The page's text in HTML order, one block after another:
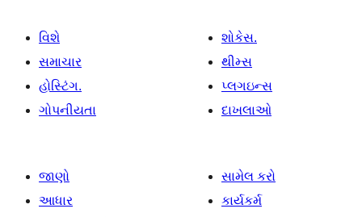
વિશે
સમાચાર
હોસ્ટિંગ.
ગોપનીયતા
શોકેસ.
થીમ્સ
પ્લગઇન્સ
દાખલાઓ
જાણો
આધાર
સામેલ કરો
કાર્યકર્મ